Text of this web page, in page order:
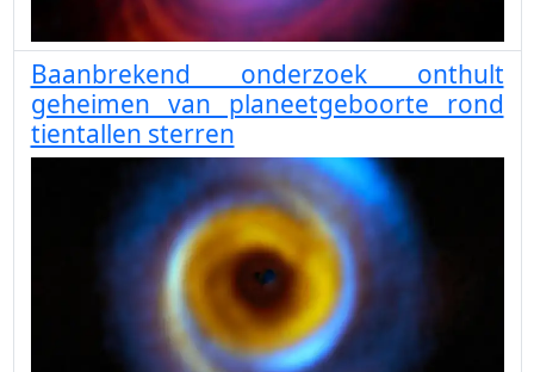
Baanbrekend onderzoek onthult
geheimen van planeetgeboorte rond
tientallen sterren